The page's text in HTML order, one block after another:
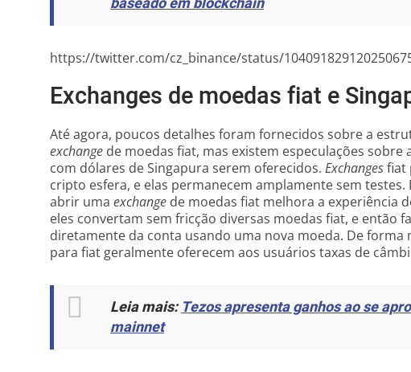
https://twitter.com/cz_binance/status/
Exchanges de moedas fiat e
Até agora, poucos detalhes foram fornecidos sobre a
exchange de moedas fiat, mas existem especulações
com dólares de Singapura serem oferecidos. Exchangesfiat
cripto esfera, e elas permanecem amplamente sem
abrir uma exchange de moedas fiat melhora a experiência
eles convertam sem fricção diversas moedas fiat, e então
diretamente da conta usando uma nova moeda. De forma
para fiat geralmente oferecem aos usuários taxas de
Leia mais:Tezos apresenta ganhos ao se
mainnet